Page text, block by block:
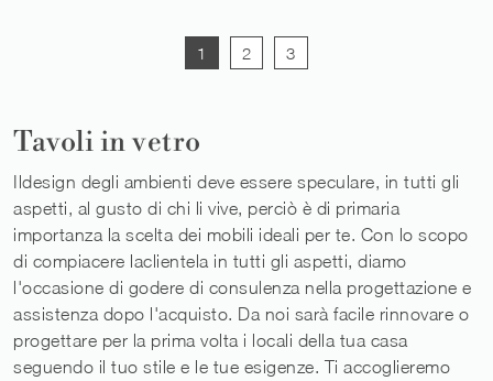
1 2 3
Tavoli in vetro
Ildesign degli ambienti deve essere speculare, in tutti gli
aspetti, al gusto di chi li vive, perciò è di primaria
importanza la scelta dei mobili ideali per te. Con lo scopo
di compiacere laclientela in tutti gli aspetti, diamo
l'occasione di godere di consulenza nella progettazione e
assistenza dopo l'acquisto. Da noi sarà facile rinnovare o
progettare per la prima volta i locali della tua casa
seguendo il tuo stile e le tue esigenze. Ti accoglieremo